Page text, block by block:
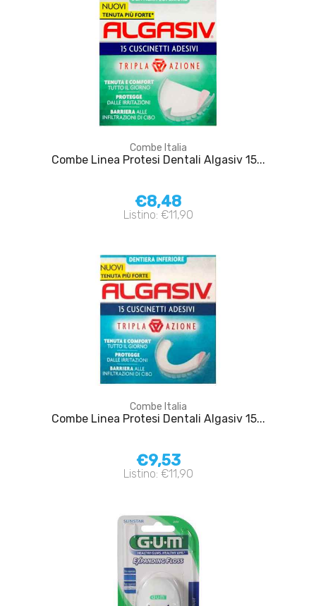
Combe Italia
Combe Linea Protesi Dentali Algasiv 15...
€8,48
Listino: €11,90
Combe Italia
Combe Linea Protesi Dentali Algasiv 15...
€9,53
Listino: €11,90